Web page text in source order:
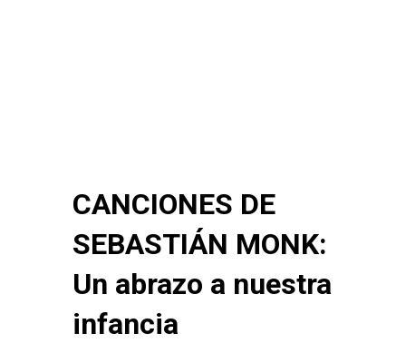
CANCIONES DE
SEBASTIÁN MONK:
Un abrazo a nuestra
infancia